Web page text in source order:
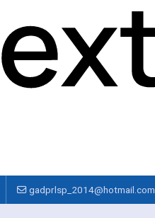
gadprlsp_2014@hotmail.com